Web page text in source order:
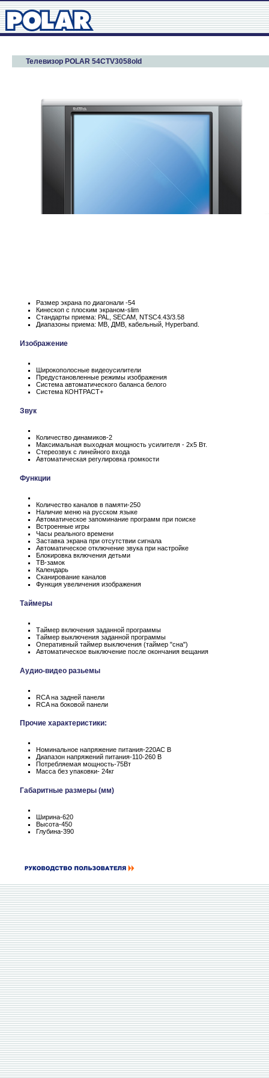
Телевизор POLAR 54CTV3058old
Размер экрана по диагонали -54
Кинескоп с плоским экраном-slim
Стандарты приема: PAL, SECAM, NTSC4.43/3.58
Диапазоны приема: МВ, ДМВ, кабельный, Hyperband.
Изображение
Широкополосные видеоусилители
Предустановленные режимы изображения
Система автоматического баланса белого
Система КОНТРАСТ+
Звук
Количество динамиков-2
Максимальная выходная мощность усилителя - 2х5 Вт.
Стереозвук с линейного входа
Автоматическая регулировка громкости
Функции
Количество каналов в памяти-250
Наличие меню на русском языке
Автоматическое запоминание программ при поиске
Встроенные игры
Часы реального времени
Заставка экрана при отсутствии сигнала
Автоматическое отключение звука при настройке
Блокировка включения детьми
ТВ-замок
Календарь
Сканирование каналов
Функция увеличения изображения
Таймеры
Таймер включения заданной программы
Таймер выключения заданной программы
Оперативный таймер выключения (таймер "сна")
Автоматическое выключение после окончания вещания
Аудио-видео разьемы
RCA на задней панели
RCA на боковой панели
Прочие характеристики:
Номинальное напряжение питания-220АС В
Диапазон напряжений питания-110-260 В
Потребляемая мощность-75Вт
Масса без упаковки- 24кг
Габаритные размеры (мм)
Ширина-620
Высота-450
Глубина-390